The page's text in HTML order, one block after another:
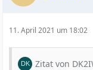
11. April 2021 um 18:02
Zitat von